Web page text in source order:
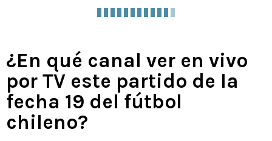
¿En qué canal ver en vivo
por TV este partido de la
fecha 19 del fútbol
chileno?